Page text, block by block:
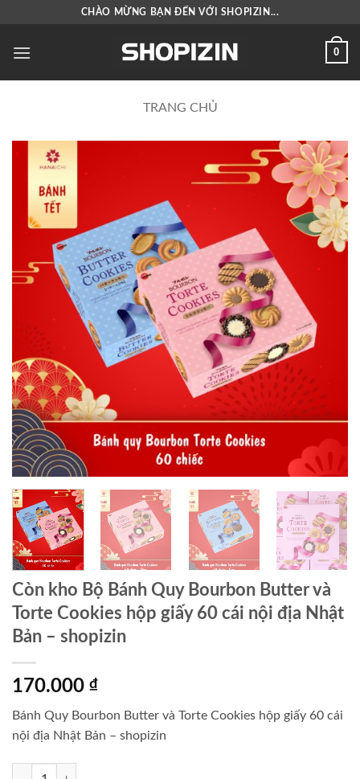
nội
CHÀO MỪNG BẠN ĐẾN VỚI SHOPIZIN...
0
TRANG CHỦ
Còn kho Bộ Bánh Quy Bourbon Butter và
Torte Cookies hộp giấy 60 cái nội địa Nhật
Bản – shopizin
170.000 ₫
Bánh Quy Bourbon Butter và Torte Cookies hộp giấy 60 cái
nội địa Nhật Bản – shopizin
Còn kho Bộ Bánh Quy Bourbon Butter và Torte Cookies hộp giấy 60